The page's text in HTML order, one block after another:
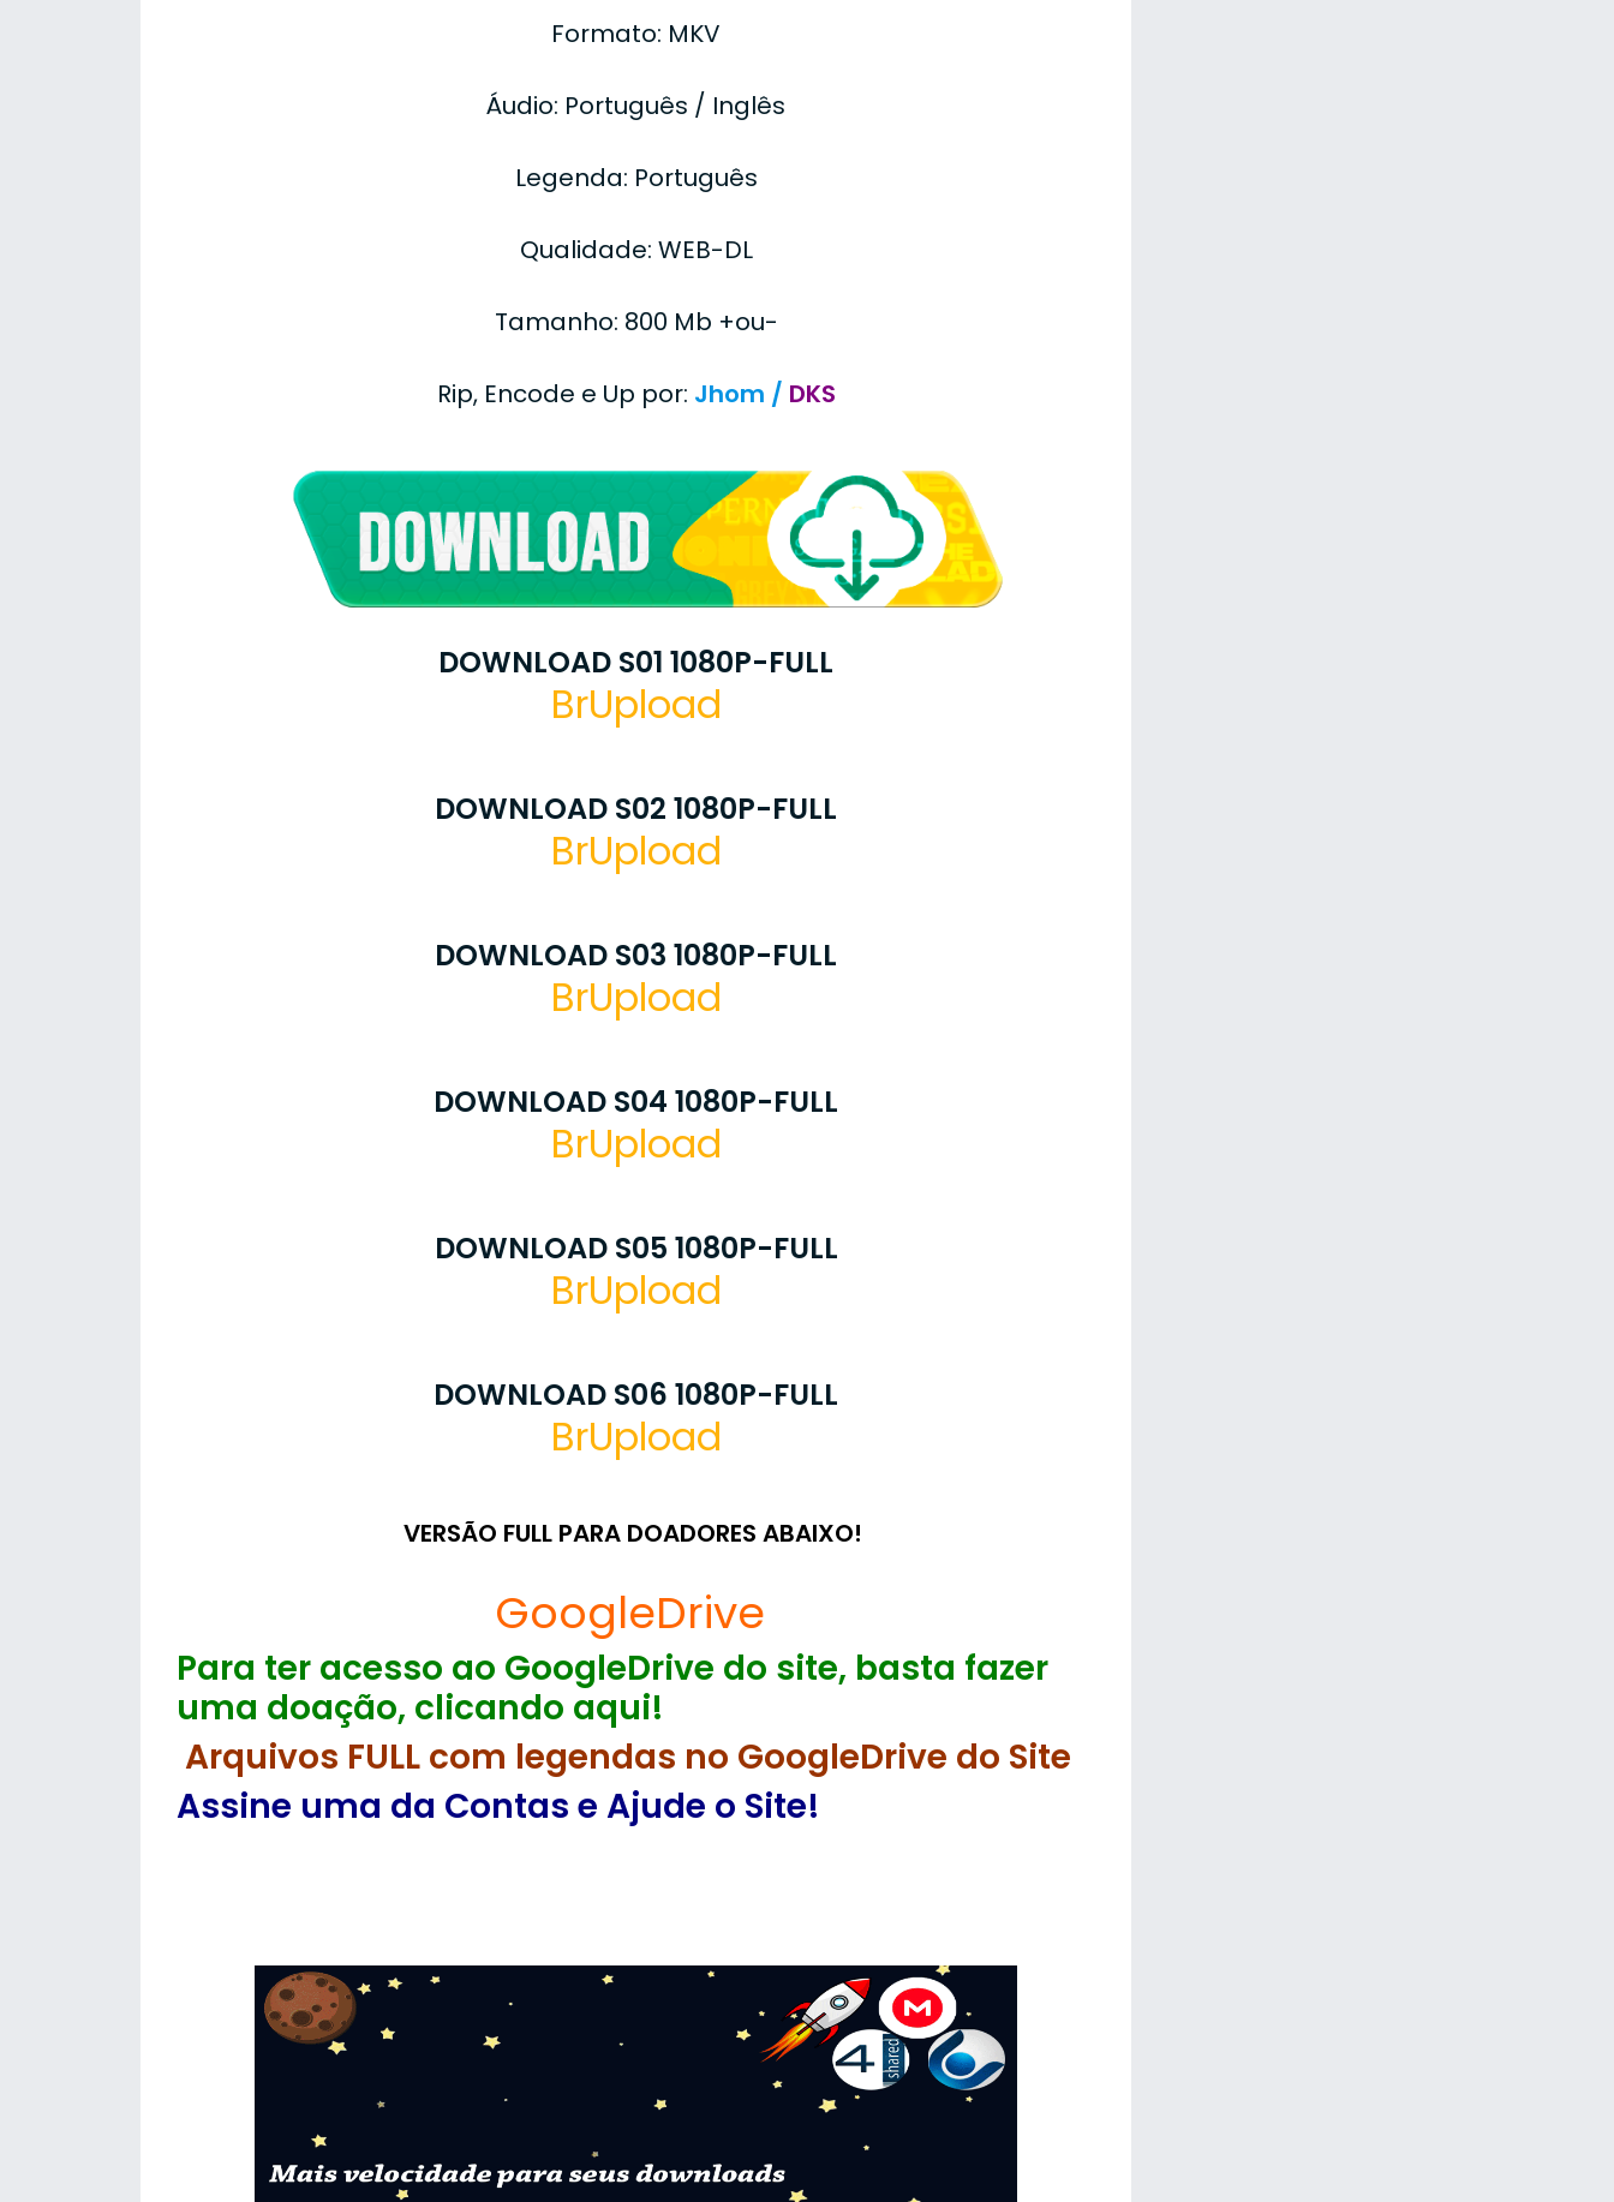
Formato: MKV
Áudio: Português / Inglês
Legenda: Português
Qualidade: WEB-DL
Tamanho: 800 Mb +ou-
Rip, Encode e Up por: Jhom / DKS
DOWNLOAD S01 1080P-FULL
BrUpload
DOWNLOAD S02 1080P-FULL
BrUpload
DOWNLOAD S03 1080P-FULL
BrUpload
DOWNLOAD S04 1080P-FULL
BrUpload
DOWNLOAD S05 1080P-FULL
BrUpload
DOWNLOAD S06 1080P-FULL
BrUpload
VERSÃO FULL PARA DOADORES ABAIXO!
GoogleDrive
Para ter acesso ao GoogleDrive do site, basta fazer
uma doação, clicando aqui!
Arquivos FULL com legendas no GoogleDrive do Site
Assine uma da Contas e Ajude o Site!